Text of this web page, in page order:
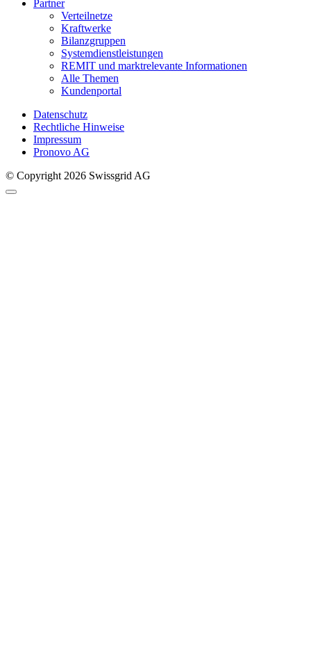
Partner
Verteilnetze
Kraftwerke
Bilanzgruppen
Systemdienstleistungen
REMIT und marktrelevante Informationen
Alle Themen
Kundenportal
Datenschutz
Rechtliche Hinweise
Impressum
Pronovo AG
© Copyright 2026 Swissgrid AG